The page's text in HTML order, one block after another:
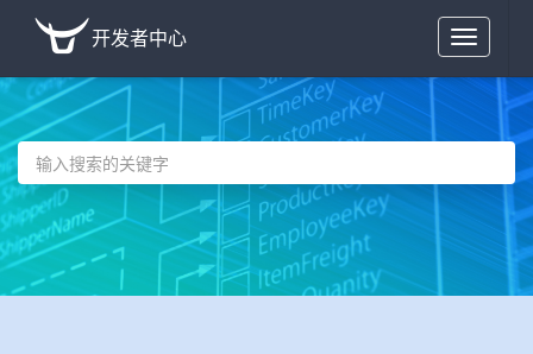
Toggle
navigation
开发者中心